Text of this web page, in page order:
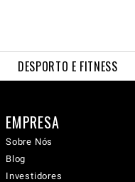
DESPORTO E FITNESS
EMPRESA
Sobre Nós
Blog
Investidores